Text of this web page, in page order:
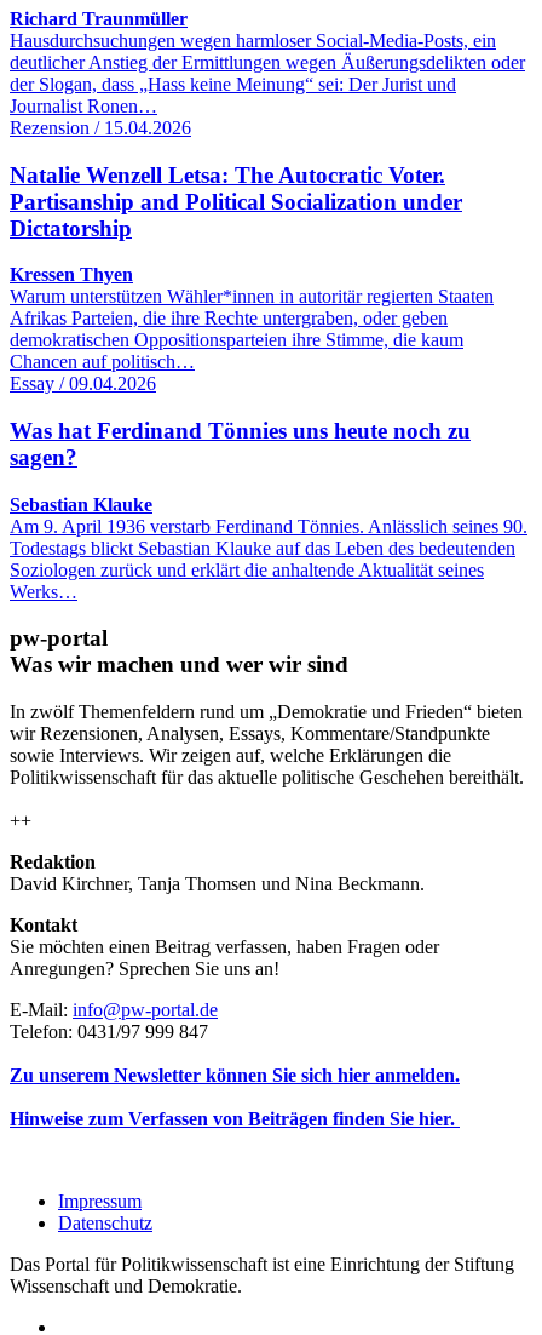
Richard Traunmüller
Hausdurchsuchungen wegen harmloser Social-Media-Posts, ein
deutlicher Anstieg der Ermittlungen wegen Äußerungsdelikten oder
der Slogan, dass „Hass keine Meinung“ sei: Der Jurist und
Journalist Ronen…
Rezension / 15.04.2026
Natalie Wenzell Letsa: The Autocratic Voter.
Partisanship and Political Socialization under
Dictatorship
Kressen Thyen
Warum unterstützen Wähler*innen in autoritär regierten Staaten
Afrikas Parteien, die ihre Rechte untergraben, oder geben
demokratischen Oppositionsparteien ihre Stimme, die kaum
Chancen auf politisch…
Essay / 09.04.2026
Was hat Ferdinand Tönnies uns heute noch zu
sagen?
Sebastian Klauke
Am 9. April 1936 verstarb Ferdinand Tönnies. Anlässlich seines 90.
Todestags blickt Sebastian Klauke auf das Leben des bedeutenden
Soziologen zurück und erklärt die anhaltende Aktualität seines
Werks…
pw-portal
Was wir machen und wer wir sind
In zwölf Themenfeldern rund um „Demokratie und Frieden“ bieten
wir Rezensionen, Analysen, Essays, Kommentare/Standpunkte
sowie Interviews. Wir zeigen auf, welche Erklärungen die
Politikwissenschaft für das aktuelle politische Geschehen bereithält.
++
Redaktion
David Kirchner, Tanja Thomsen und Nina Beckmann.
Kontakt
Sie möchten einen Beitrag verfassen, haben Fragen oder
Anregungen? Sprechen Sie uns an!
E-Mail: info@pw-portal.de
Telefon: 0431/97 999 847
Zu unserem Newsletter können Sie sich hier anmelden.
Hinweise zum Verfassen von Beiträgen finden Sie hier.
Impressum
Datenschutz
Das Portal für Politikwissenschaft ist eine Einrichtung der Stiftung
Wissenschaft und Demokratie.